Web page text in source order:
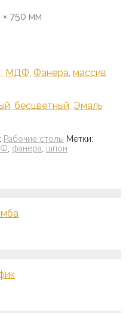
× 750 мм
МДФ Фанера массив
бесцветный Эмаль
Рабочие столы Метки:
фанера шпон